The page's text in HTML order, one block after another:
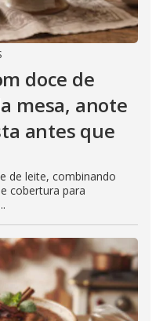
doce de
mesa, anote
antes que
de leite, combinando
cobertura para